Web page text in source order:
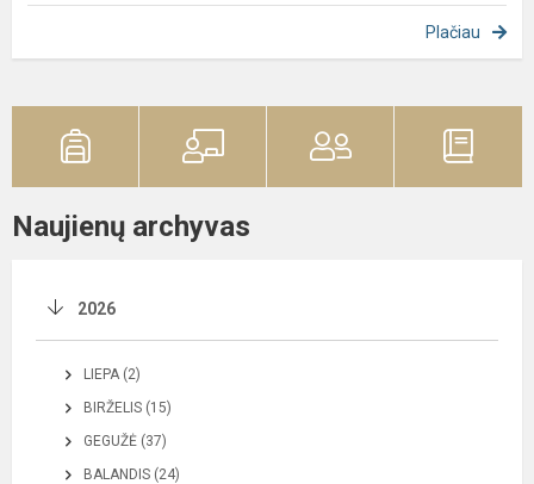
Plačiau
Naujienų archyvas
2026
LIEPA (2)
BIRŽELIS (15)
GEGUŽĖ (37)
BALANDIS (24)